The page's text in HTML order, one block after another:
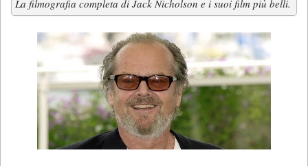
La filmografia completa di Jack Nicholson e i suoi film più belli.